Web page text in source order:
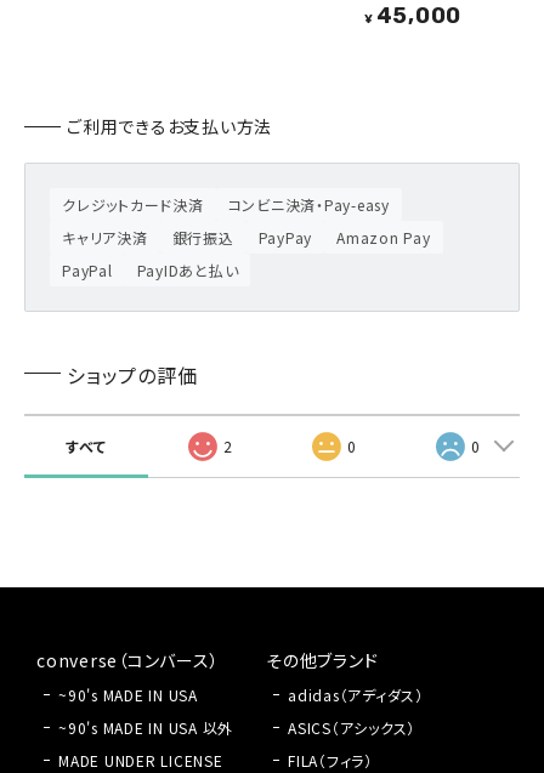
converse（コンバース）
~90's MADE IN USA
~90's MADE IN USA 以外
MADE UNDER LICENSE
その他ブランド
adidas（アディダス）
ASICS（アシックス）
FILA（フィラ）
¥ 45,000
ご利用できるお支払い方法
クレジットカード決済
コンビニ決済・Pay-easy
キャリア決済
銀行振込 PayPay
Amazon Pay
PayPal
PayIDあと払い
ショップの評価
すべて 2 0 0